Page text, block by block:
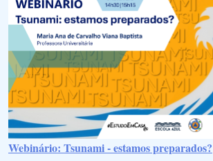
Webinário: Tsunami - estamos preparados?